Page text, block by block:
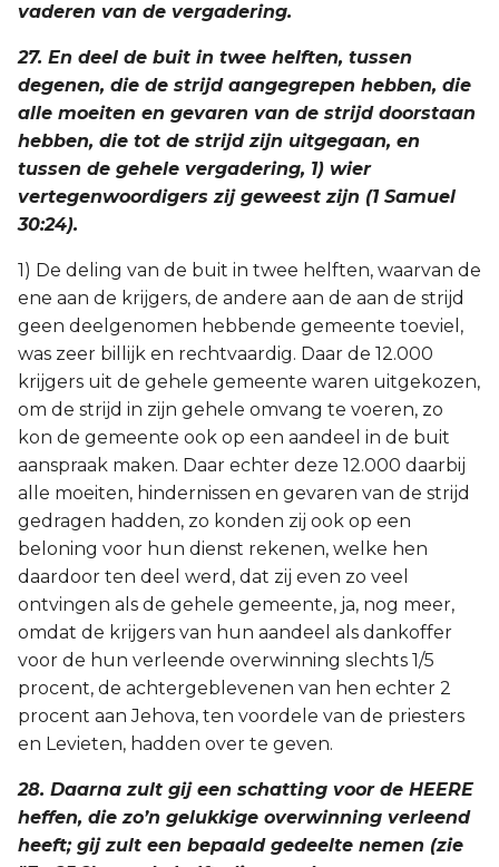
vaderen van de vergadering.
27. En deel de buit in twee helften, tussen
degenen, die de strijd aangegrepen hebben, die
alle moeiten en gevaren van de strijd doorstaan
hebben, die tot de strijd zijn uitgegaan, en
tussen de gehele vergadering, 1) wier
vertegenwoordigers zij geweest zijn (1 Samuel
30:24).
1) De deling van de buit in twee helften, waarvan de
ene aan de krijgers, de andere aan de aan de strijd
geen deelgenomen hebbende gemeente toeviel,
was zeer billijk en rechtvaardig. Daar de 12.000
krijgers uit de gehele gemeente waren uitgekozen,
om de strijd in zijn gehele omvang te voeren, zo
kon de gemeente ook op een aandeel in de buit
aanspraak maken. Daar echter deze 12.000 daarbij
alle moeiten, hindernissen en gevaren van de strijd
gedragen hadden, zo konden zij ook op een
beloning voor hun dienst rekenen, welke hen
daardoor ten deel werd, dat zij even zo veel
ontvingen als de gehele gemeente, ja, nog meer,
omdat de krijgers van hun aandeel als dankoffer
voor de hun verleende overwinning slechts 1/5
procent, de achtergeblevenen van hen echter 2
procent aan Jehova, ten voordele van de priesters
en Levieten, hadden over te geven.
28. Daarna zult gij een schatting voor de HEERE
heffen, die zo’n gelukkige overwinning verleend
heeft; gij zult een bepaald gedeelte nemen (zie